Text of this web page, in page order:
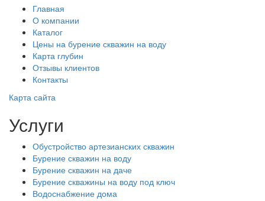
Главная
О компании
Каталог
Цены на бурение скважин на воду
Карта глубин
Отзывы клиентов
Контакты
Карта сайта
Услуги
Обустройство артезианских скважин
Бурение скважин на воду
Бурение скважин на даче
Бурение скважины на воду под ключ
Водоснабжение дома